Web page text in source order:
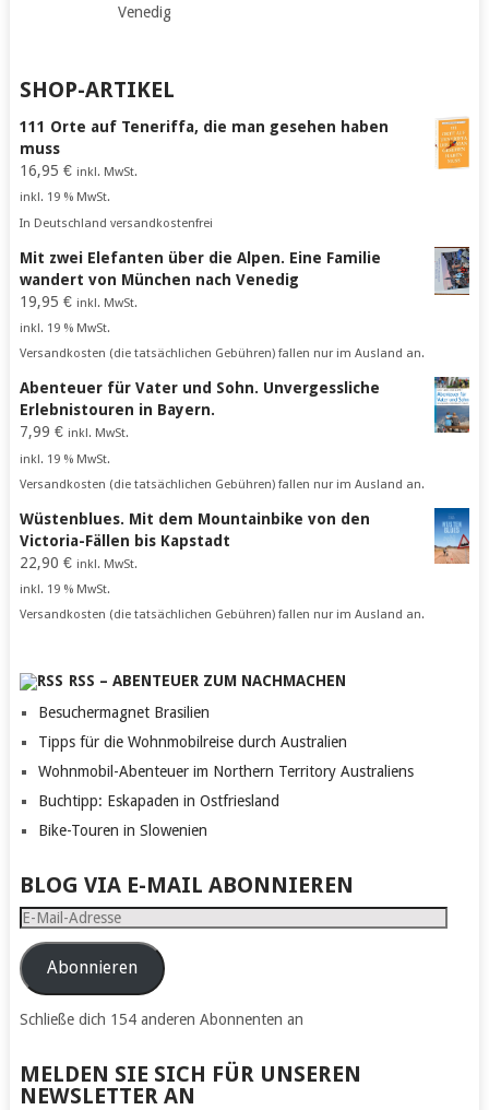
Venedig
SHOP-ARTIKEL
111 Orte auf Teneriffa, die man gesehen haben
muss
16,95 € inkl. MwSt.
inkl. 19 % MwSt.
In Deutschland versandkostenfrei
Mit zwei Elefanten über die Alpen. Eine Familie
wandert von München nach Venedig
19,95 € inkl. MwSt.
inkl. 19 % MwSt.
Versandkosten (die tatsächlichen Gebühren) fallen nur im Ausland an.
Abenteuer für Vater und Sohn. Unvergessliche
Erlebnistouren in Bayern.
7,99 € inkl. MwSt.
inkl. 19 % MwSt.
Versandkosten (die tatsächlichen Gebühren) fallen nur im Ausland an.
Wüstenblues. Mit dem Mountainbike von den
Victoria-Fällen bis Kapstadt
22,90 € inkl. MwSt.
inkl. 19 % MwSt.
Versandkosten (die tatsächlichen Gebühren) fallen nur im Ausland an.
RSS – ABENTEUER ZUM NACHMACHEN
Besuchermagnet Brasilien
Tipps für die Wohnmobilreise durch Australien
Wohnmobil-Abenteuer im Northern Territory Australiens
Buchtipp: Eskapaden in Ostfriesland
Bike-Touren in Slowenien
BLOG VIA E-MAIL ABONNIEREN
E-
Mail-
AdresseAbonnieren
Schließe dich 154 anderen Abonnenten an
MELDEN SIE SICH FÜR UNSEREN
NEWSLETTER AN